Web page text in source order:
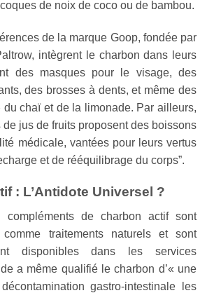
de noix de coco ou de bambou.
de la marque Goop, fondée par
intègrent le charbon dans leurs
des masques pour le visage, des
des brosses à dents, et même des
du chaï et de la limonade. Par ailleurs,
jus de fruits proposent des boissons
médicale, vantées pour leurs vertus
et de rééquilibrage du corps”.
: L’Antidote Universel ?
de charbon actif sont
comme traitements naturels et sont
disponibles dans les services
a même qualifié le charbon d’« une
gastro-intestinale les